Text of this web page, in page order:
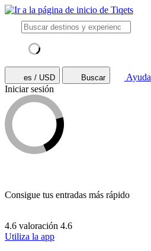
es / USD Buscar
Ayuda
Iniciar sesión
Consigue tus entradas más rápido
4.6 valoración 4.6
Utiliza la app